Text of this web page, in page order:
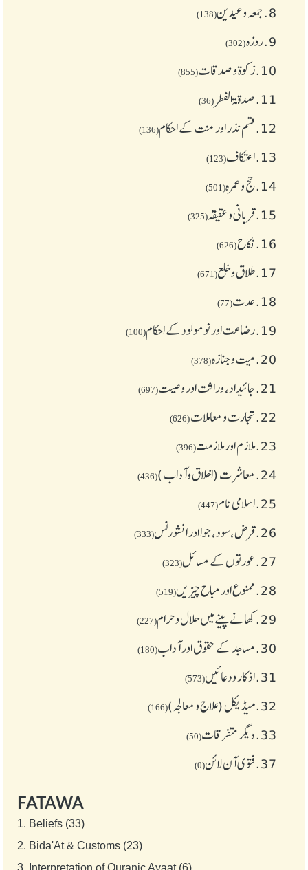
8. جمعہ وعیدین(138)
9. روزہ(302)
10. زکوة و صدقات(855)
11. صدقۃ الفطر (36)
12. قسم نذر اور منت کے احکام(136)
13. اعتکاف(123)
14. حج و عمرہ(501)
15. قربانی و عقیقہ(325)
16. نکاح(626)
17. طلاق و خلع(671)
18. عدت(77)
19. رضاعت اور نومولود کے احکام(100)
20. میت و جنازہ(378)
21. جائیداد، وراثت اور وصیت(697)
22. تجارت و معاملات(626)
23. ملازم اور ملازمت(396)
24. معاشرت (اخلاق وآداب )(436)
25. اسلامی نام(447)
26. قرض،سود، جوا اور انشورنس(333)
27. عورتوں کے مسائل(323)
28. ممنوع اور مباح چیز یں(519)
29. کھانے پینے میں حلال و حرام(227)
30. مساجد کے حقوق اور آداب(180)
31. اذکار ودعائیں(573)
32. میڈیکل (علاج و معالجہ)(166)
33. دیگر متفرقات(50)
37. فتوی آن لائن(0)
FATAWA
1. Beliefs (33)
2. Bida'At & Customs (23)
3. Interpretation of Quranic Ayaat (6)